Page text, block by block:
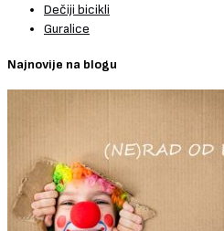
Dečiji bicikli
Guralice
Najnovije na blogu